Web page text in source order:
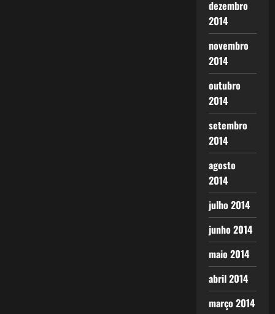
dezembro
2014
novembro
2014
outubro
2014
setembro
2014
agosto
2014
julho 2014
junho 2014
maio 2014
abril 2014
março 2014